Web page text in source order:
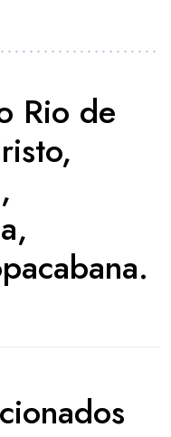
Rio de